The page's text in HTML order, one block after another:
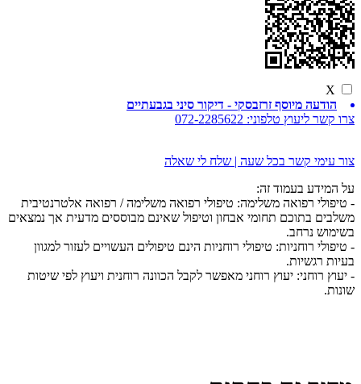
X
הודעה מיוסף זרזבסקי - דיקור סיני בגבעתיים
צרו קשר ליעוץ טלפוני: 072-2285622
צור עימי קשר בכל שעה | שלח לי שאלה
על המידע בעמוד זה:
- טיפולי רפואה משלימה: טיפולי רפואה משלימה / רפואה אלטרנטיבית
משלבים בתוכם תחומי אבחון וטיפול שאינם מבוססים מדעית אך נמצאים
בשימוש נרחב.
- טיפולי רוחניות: טיפולי רוחניות הינם טיפולים העשויים לעזור למגוון
בעיות רגשיות.
- יעוץ רוחני: יעוץ רוחני מאפשר לקבל הכוונה רוחנית ויעוץ לפי שיטות
שונות.